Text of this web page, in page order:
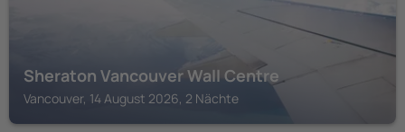
Sheraton Vancouver Wall Centre
Vancouver, 14 August 2026, 2 Nächte